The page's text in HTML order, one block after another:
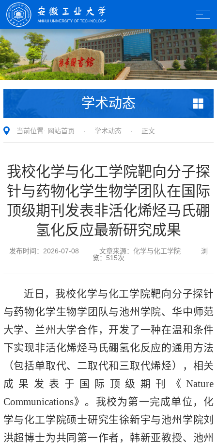
学术动态
当前位置: 网站首页 · 学术动态· 正文
我校化学与化工学院靶向分子探
针与药物化学生物学团队在国际
顶级期刊发表非活化烯烃马氏硼
氢化反应最新研究成果
发布时间： 2026-07-08 文章来源： 化学与化工学院浏
览： 515次
近日，我校化学与化工学院靶向分子探针
与药物化学生物学团队与池州学院、华中师范
大学、兰州大学合作，开发了一种在温和条件
下实现非活化烯烃马氏硼氢化反应的通用方法
（包括单取代、二取代和三取代烯烃），相关
成果发表于国际顶级期刊《Nature
Communications》。我校为第一完成单位，化
学与化工学院硕士研究生徐新宇与池州学院刘
洪超博士为共同第一作者，韩新亚教授、池州